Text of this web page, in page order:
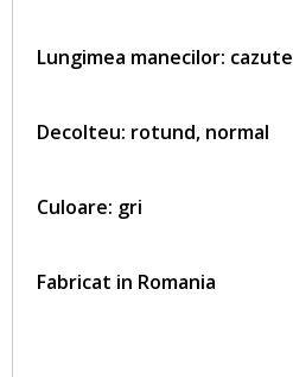
Lungimea manecilor: cazute
Decolteu: rotund, normal
Culoare: gri
Fabricat in Romania